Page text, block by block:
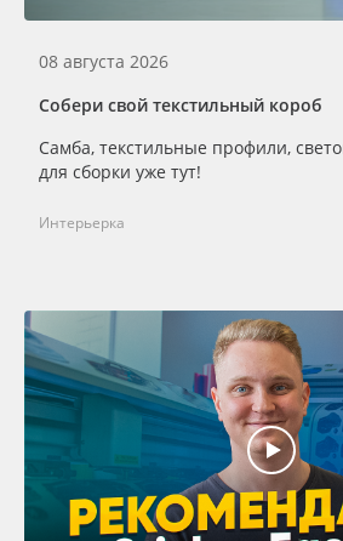
08 августа 2026
Собери свой текстильный короб
Самба, текстильные профили,
для сборки уже тут!
Интерьерка